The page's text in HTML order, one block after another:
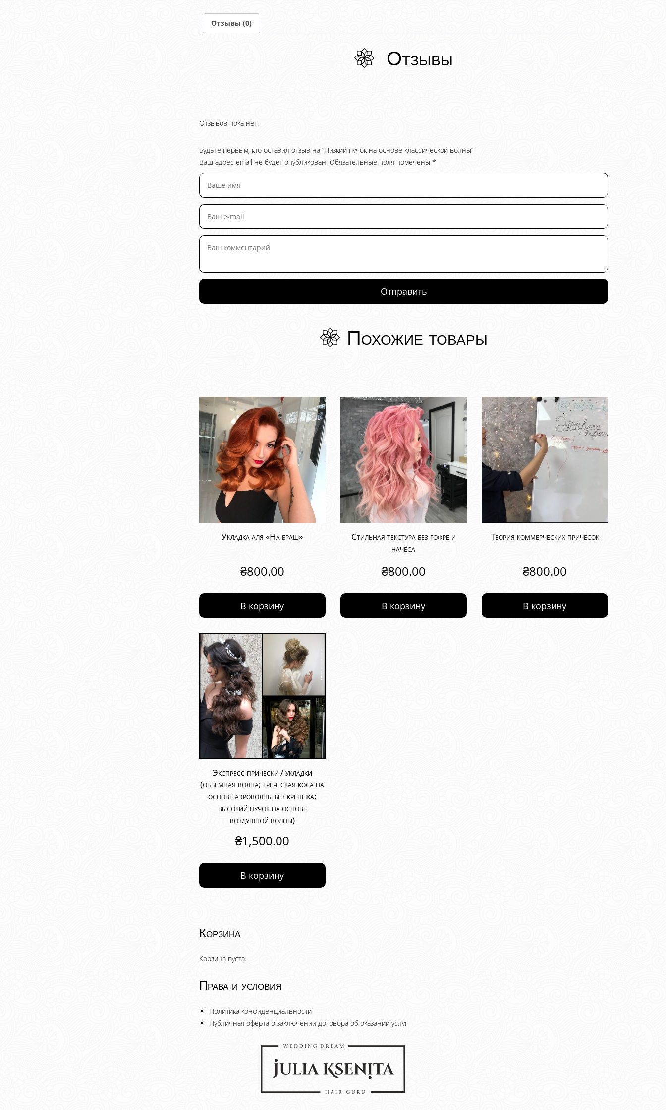
Отзывы (0)
Отзывы
Отзывов пока нет.
Будьте первым, кто оставил отзыв на “Низкий пучок на основе классической волны”
Ваш адрес email не будет опубликован. Обязательные поля помечены *
Похожие товары
Укладка аля «На браш»
₴800.00
В корзину
Стильная текстура без гофре и
начёса
₴800.00
В корзину
Теория коммерческих причёсок
₴800.00
В корзину
Экспресс прически / укладки
(объёмная волна; греческая коса на
основе аэроволны без крепежа;
высокий пучок на основе
воздушной волны)
₴1,500.00
В корзину
Корзина
Корзина пуста.
Права и условия
Политика конфиденциальности
Публичная оферта о заключении договора об оказании услуг